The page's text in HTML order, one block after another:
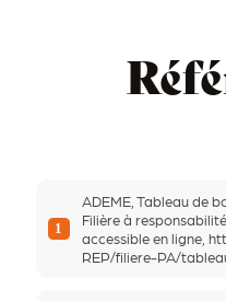
1
ADEME, Tableau de
Filière à
accessible en ligne,
REP/filiere-PA/